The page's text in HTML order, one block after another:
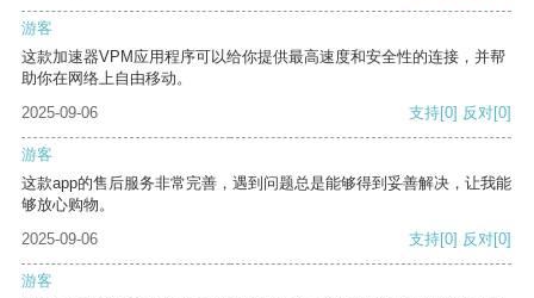
游客
这款加速器VPM应用程序可以给你提供最高速度和安全性的连接，并帮
助你在网络上自由移动。
2025-09-06
支持[0] 反对[0]
游客
这款app的售后服务非常完善，遇到问题总是能够得到妥善解决，让我能
够放心购物。
2025-09-06
支持[0] 反对[0]
游客